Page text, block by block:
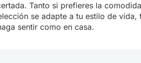
Tanto si prefieres la
se adapte a tu estilo de vida,
sentir como en casa.